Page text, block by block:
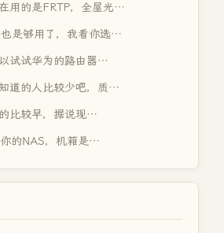
用的是FRTP，全屋光…
是够用了，我看你选…
试试华为的路由器…
道的人比较少吧，质…
比较早，据说现…
的NAS，机箱是…